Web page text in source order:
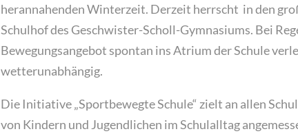
herannahenden Winterzeit. Derzeit herrscht in den
Schulhof des Geschwister-Scholl-Gymnasiums. Bei
Bewegungsangebot spontan ins Atrium der Schule
wetterunabhängig.
Die Initiative „Sportbewegte Schule“ zielt an allen
von Kindern und Jugendlichen im Schulalltag